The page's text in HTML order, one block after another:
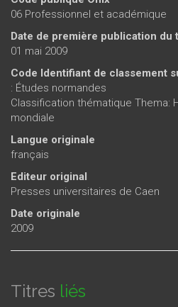
06 Professionnel et académique
Date de première publication du
01 mai 2009
Code Identifiant de classement
: Études normandes
Classification thématique Thema:
mondiale
Langue originale
français
Editeur original
Presses universitaires de Caen
Date originale
2009
Titres liés